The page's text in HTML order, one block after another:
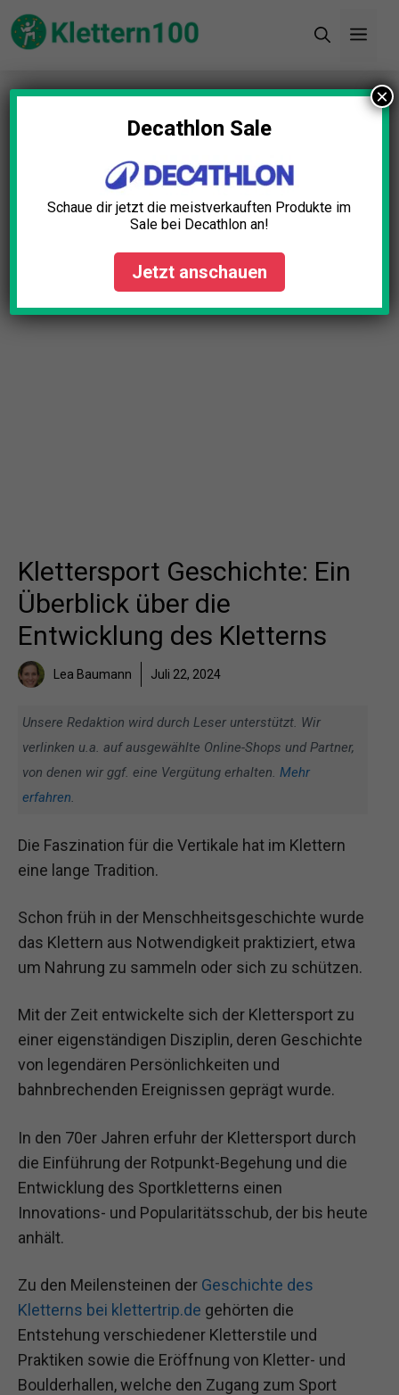
Zum
Inhalt
Startseite»Blog»Klettersport Geschichte: Ein
Überblick über die Entwicklung des Kletterns
Klettersport Geschichte: Ein
Überblick über die
Entwicklung des Kletterns
Lea Baumann Juli 22, 2024
Unsere Redaktion wird durch Leser unterstützt. Wir
verlinken u.a. auf ausgewählte Online-Shops und Partner,
von denen wir ggf. eine Vergütung erhalten. Mehr
erfahren.
Die Faszination für die Vertikale hat im Klettern
eine lange Tradition.
Schon früh in der Menschheitsgeschichte wurde
das Klettern aus Notwendigkeit praktiziert, etwa
um Nahrung zu sammeln oder sich zu schützen.
Mit der Zeit entwickelte sich der Klettersport zu
einer eigenständigen Disziplin, deren Geschichte
von legendären Persönlichkeiten und
bahnbrechenden Ereignissen geprägt wurde.
In den 70er Jahren erfuhr der Klettersport durch
die Einführung der Rotpunkt-Begehung und die
Entwicklung des Sportkletterns einen
Innovations- und Popularitätsschub, der bis heute
anhält.
Zu den Meilensteinen der Geschichte des
Kletterns bei klettertrip.de gehörten die
Entstehung verschiedener Kletterstile und
Praktiken sowie die Eröffnung von Kletter- und
Boulderhallen, welche den Zugang zum Sport
Decathlon Sale
Schaue dir jetzt die meistverkauften Produkte im
Sale bei Decathlon an!
Jetzt anschauen
×